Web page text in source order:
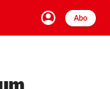
account_circle
Anmelden
Abo
close Schließen